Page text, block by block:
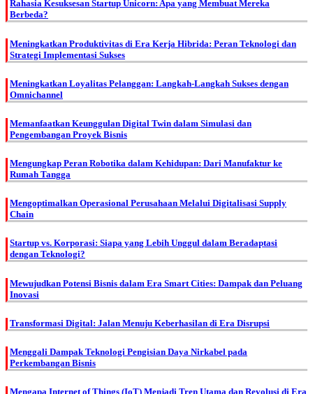
Rahasia Kesuksesan Startup Unicorn: Apa yang Membuat Mereka
Berbeda?
Meningkatkan Produktivitas di Era Kerja Hibrida: Peran Teknologi dan
Strategi Implementasi Sukses
Meningkatkan Loyalitas Pelanggan: Langkah-Langkah Sukses dengan
Omnichannel
Memanfaatkan Keunggulan Digital Twin dalam Simulasi dan
Pengembangan Proyek Bisnis
Mengungkap Peran Robotika dalam Kehidupan: Dari Manufaktur ke
Rumah Tangga
Mengoptimalkan Operasional Perusahaan Melalui Digitalisasi Supply
Chain
Startup vs. Korporasi: Siapa yang Lebih Unggul dalam Beradaptasi
dengan Teknologi?
Mewujudkan Potensi Bisnis dalam Era Smart Cities: Dampak dan Peluang
Inovasi
Transformasi Digital: Jalan Menuju Keberhasilan di Era Disrupsi
Menggali Dampak Teknologi Pengisian Daya Nirkabel pada
Perkembangan Bisnis
Mengapa Internet of Things (IoT) Menjadi Tren Utama dan Revolusi di Era